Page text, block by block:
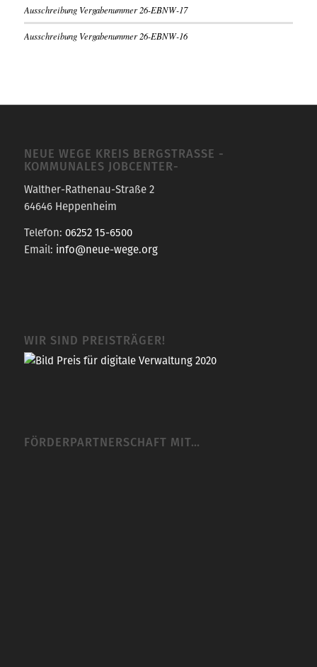
Ausschreibung Vergabenummer 26-EBNW-17
Ausschreibung Vergabenummer 26-EBNW-16
NEUE WEGE KREIS BERGSTRASSE -K
OMMUNALES JOBCENTER-
Walther-Rathenau-Straße 2
64646 Heppenheim
Telefon: 06252 15-6500
Email: info@neue-wege.org
WIR SIND PREISTRÄGER!
FÖRDERPARTNERSCHAFT MIT…